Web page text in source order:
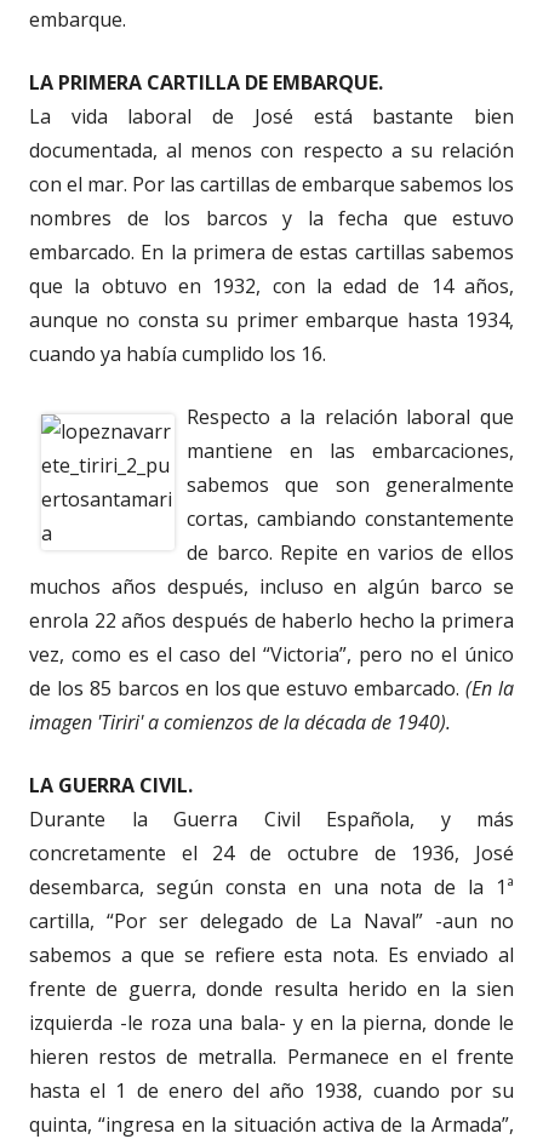
embarque.
LA PRIMERA CARTILLA DE EMBARQUE.
La vida laboral de José está bastante bien
documentada, al menos con respecto a su relación
con el mar. Por las cartillas de embarque sabemos los
nombres de los barcos y la fecha que estuvo
embarcado. En la primera de estas cartillas sabemos
que la obtuvo en 1932, con la edad de 14 años,
aunque no consta su primer embarque hasta 1934,
cuando ya había cumplido los 16.
Respecto a la relación laboral que
mantiene en las embarcaciones,
sabemos que son generalmente
cortas, cambiando constantemente
de barco. Repite en varios de ellos
muchos años después, incluso en algún barco se
enrola 22 años después de haberlo hecho la primera
vez, como es el caso del “Victoria”, pero no el único
de los 85 barcos en los que estuvo embarcado.(En la
imagen 'Tiriri' a comienzos de la década de 1940).
LA GUERRA CIVIL.
Durante la Guerra Civil Española, y más
concretamente el 24 de octubre de 1936, José
desembarca, según consta en una nota de la 1ª
cartilla, “Por ser delegado de La Naval” -aun no
sabemos a que se refiere esta nota. Es enviado al
frente de guerra, donde resulta herido en la sien
izquierda -le roza una bala- y en la pierna, donde le
hieren restos de metralla. Permanece en el frente
hasta el 1 de enero del año 1938, cuando por su
quinta, “ingresa en la situación activa de la Armada”,